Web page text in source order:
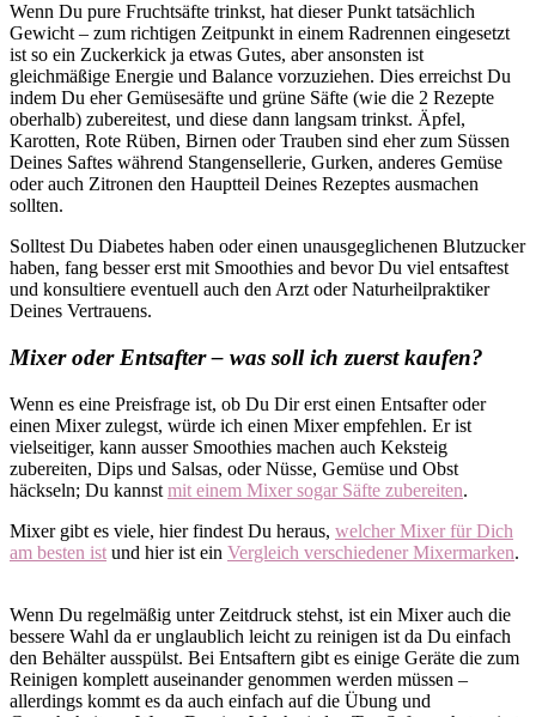
Wenn Du pure Fruchtsäfte trinkst, hat dieser Punkt tatsächlich
Gewicht – zum richtigen Zeitpunkt in einem Radrennen eingesetzt
ist so ein Zuckerkick ja etwas Gutes, aber ansonsten ist
gleichmäßige Energie und Balance vorzuziehen. Dies erreichst Du
indem Du eher Gemüsesäfte und grüne Säfte (wie die 2 Rezepte
oberhalb) zubereitest, und diese dann langsam trinkst. Äpfel,
Karotten, Rote Rüben, Birnen oder Trauben sind eher zum Süssen
Deines Saftes während Stangensellerie, Gurken, anderes Gemüse
oder auch Zitronen den Hauptteil Deines Rezeptes ausmachen
sollten.
Solltest Du Diabetes haben oder einen unausgeglichenen Blutzucker
haben, fang besser erst mit Smoothies and bevor Du viel entsaftest
und konsultiere eventuell auch den Arzt oder Naturheilpraktiker
Deines Vertrauens.
Mixer oder Entsafter – was soll ich zuerst kaufen?
Wenn es eine Preisfrage ist, ob Du Dir erst einen Entsafter oder
einen Mixer zulegst, würde ich einen Mixer empfehlen. Er ist
vielseitiger, kann ausser Smoothies machen auch Keksteig
zubereiten, Dips und Salsas, oder Nüsse, Gemüse und Obst
häckseln; Du kannst mit einem Mixer sogar Säfte zubereiten.
Mixer gibt es viele, hier findest Du heraus, welcher Mixer für Dich
am besten ist und hier ist ein Vergleich verschiedener Mixermarken.
Wenn Du regelmäßig unter Zeitdruck stehst, ist ein Mixer auch die
bessere Wahl da er unglaublich leicht zu reinigen ist da Du einfach
den Behälter ausspülst. Bei Entsaftern gibt es einige Geräte die zum
Reinigen komplett auseinander genommen werden müssen –
allerdings kommt es da auch einfach auf die Übung und